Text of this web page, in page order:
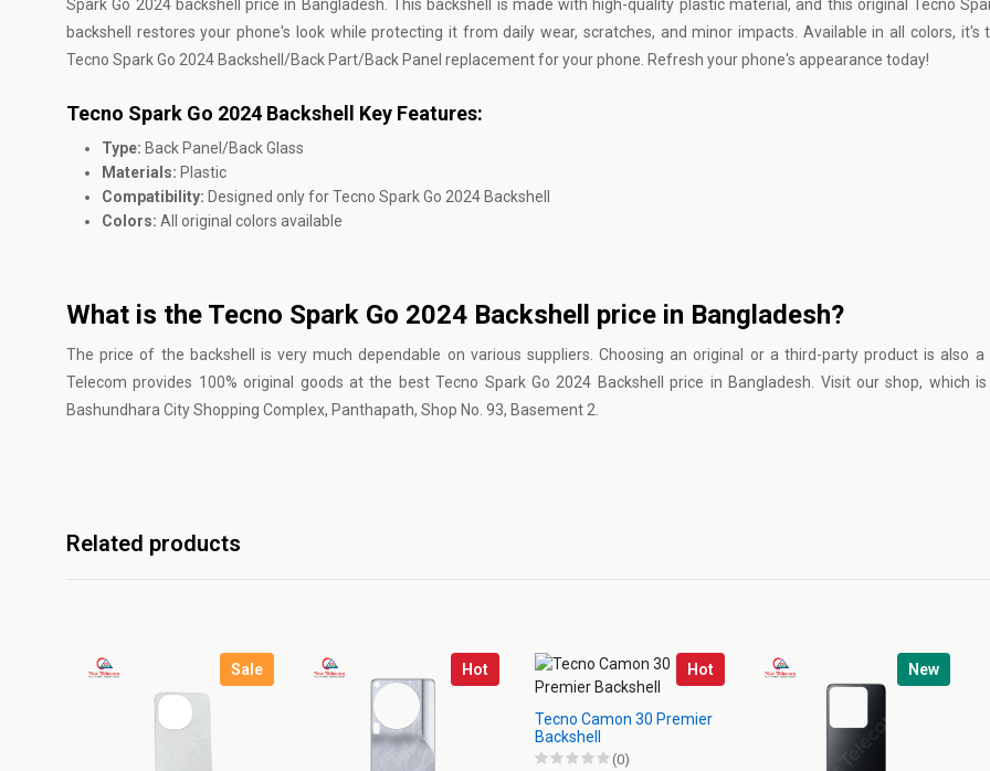
Spark Go 2024 backshell price in Bangladesh. This backshell is made with high-quality plastic material, and this original Tecno
backshell restores your phone's look while protecting it from daily wear, scratches, and minor impacts. Available in all colors, it's
Tecno Spark Go 2024 Backshell/Back Part/Back Panel replacement for your phone. Refresh your phone's appearance today!
Tecno Spark Go 2024 Backshell Key Features:
Type: Back Panel/Back Glass
Materials: Plastic
Compatibility: Designed only for Tecno Spark Go 2024 Backshell
Colors: All original colors available
What is the Tecno Spark Go 2024 Backshell price in Bangladesh?
The price of the backshell is very much dependable on various suppliers. Choosing an original or a third-party product is also a
Telecom provides 100% original goods at the best Tecno Spark Go 2024 Backshell price in Bangladesh. Visit our shop, which
Bashundhara City Shopping Complex, Panthapath, Shop No. 93, Basement 2.
Related products
Sale Hot Hot
Tecno Camon 30 Premier
Backshell
(0)
New